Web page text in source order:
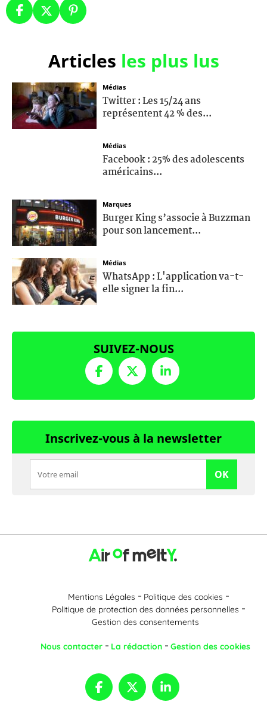
Articles les plus lus
Médias
Twitter : Les 15/24 ans
représentent 42 % des...
Médias
Facebook : 25% des adolescents
américains...
Marques
Burger King s’associe à Buzzman
pour son lancement...
Médias
WhatsApp : L'application va-t-
elle signer la fin...
SUIVEZ-NOUS
Inscrivez-vous à la newsletter
OK
Mentions Légales
Politique des cookies
Politique de protection des données personnelles
Gestion des consentements
Nous contacter La rédaction Gestion des cookies